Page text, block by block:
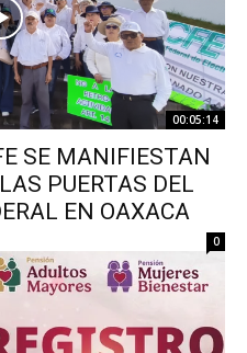
00:05:14
SE MANIFIESTAN
PUERTAS DEL
EN OAXACA
0